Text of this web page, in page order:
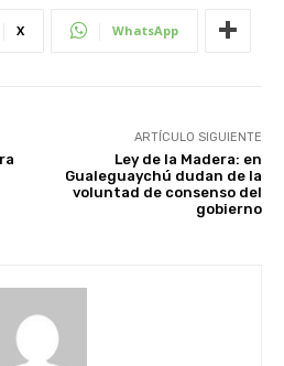
X WhatsApp
ARTÍCULO SIGUIENTE
Ley de la Madera: en
Gualeguaychú dudan de la
voluntad de consenso del
gobierno